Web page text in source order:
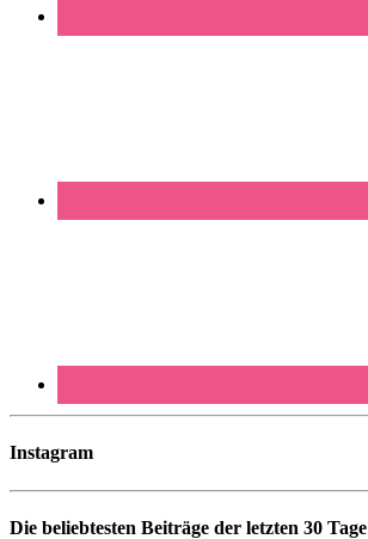
Instagram
Die beliebtesten Beiträge der letzten 30 Tage